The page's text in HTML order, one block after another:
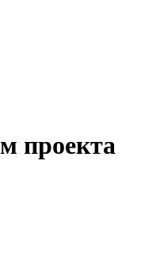
проекта